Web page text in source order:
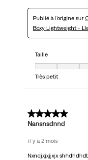
Publié à l'origine sur
Boxy Lightweight -
Taille
Taille, 5 sur 7, où 1
Très petit
5 sur 5 étoiles.
Nansnsdnnd
il y a 2 mois
Nxndjxjxjjxjx